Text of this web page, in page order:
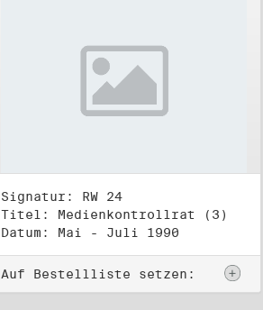
Signatur: RW 24
Titel: Medienkontrollrat (3)
Datum: Mai - Juli 1990
Auf Bestellliste setzen: